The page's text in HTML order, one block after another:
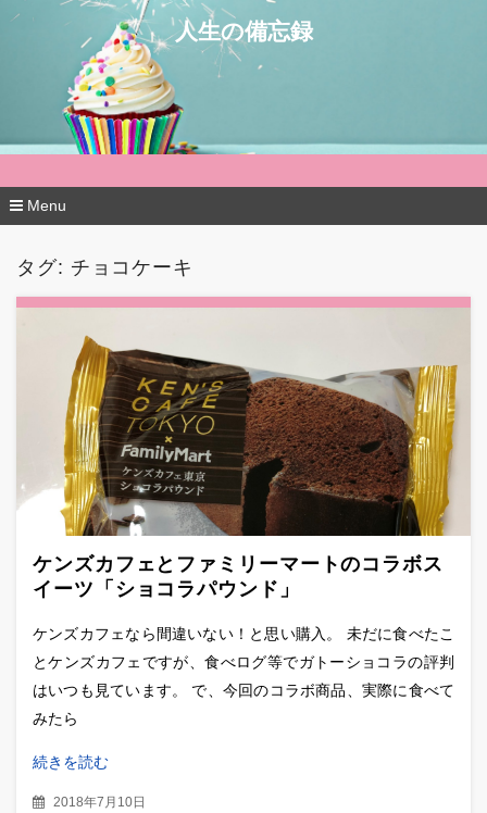
人生の備忘録
Menu
タグ: チョコケーキ
ケンズカフェとファミリーマートのコラボス
イーツ「ショコラパウンド」
ケンズカフェなら間違いない！と思い購入。 未だに食べたこ
とケンズカフェですが、食べログ等でガトーショコラの評判
はいつも見ています。 で、今回のコラボ商品、実際に食べて
みたら
続きを読む
2018年7月10日